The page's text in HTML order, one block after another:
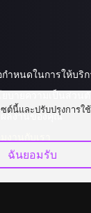
ำหนดในการให้บริก
ลงานของคุณ
ซต์นี้และปรับปรุงการใ
ฉันยอมรับ